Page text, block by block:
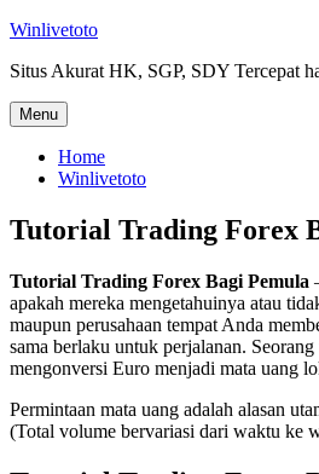
Skip
content
Winlivetoto
Situs Akurat HK, SGP, SDY Tercepat
Menu
Home
Winlivetoto
Tutorial Trading Forex
Tutorial Trading Forex Bagi Pemula
apakah mereka mengetahuinya atau
maupun perusahaan tempat Anda
sama berlaku untuk perjalanan.
mengonversi Euro menjadi mata uang
Permintaan mata uang adalah alasan
(Total volume bervariasi dari waktu ke